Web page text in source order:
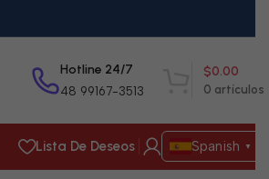
Hotline 24/7
48 99167-3513 0 artículos
$0.00
Lista De Deseos Spanish ▼